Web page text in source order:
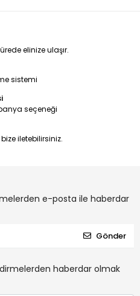
elinize ulaşır.
sistemi
seçeneği
iletebilirsiniz.
e-posta ile haberdar
Gönder
haberdar olmak